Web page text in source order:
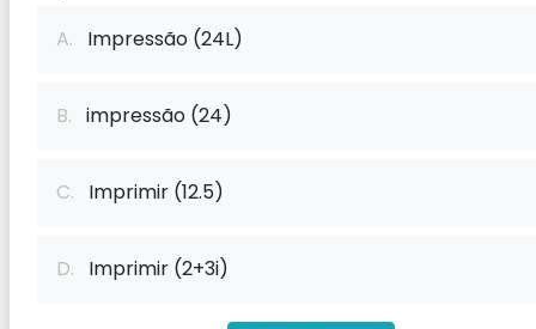
A. Impressão (24L)
B. impressão (24)
C. Imprimir (12.5)
D. Imprimir (2+3i)